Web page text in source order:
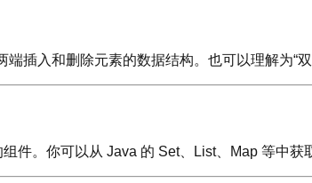
端插入和删除元素的数据结构。也可以理解为“
组件。你可以从 Java 的 Set、List、Map 等中获